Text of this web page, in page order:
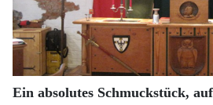
Ein absolutes Schmuckstück,